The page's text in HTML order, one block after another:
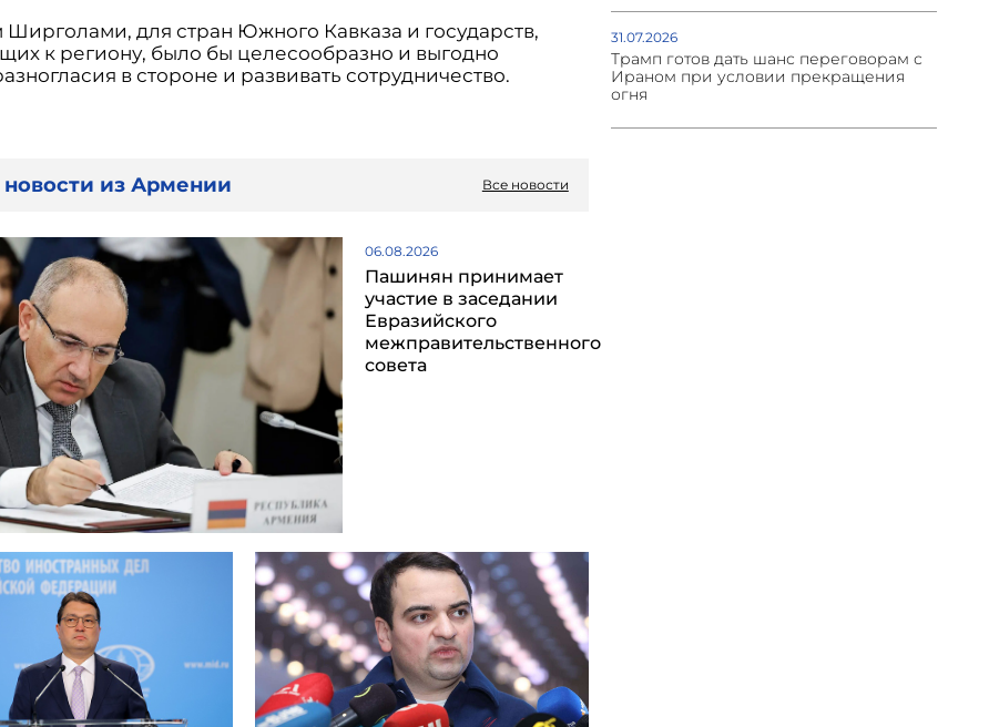
Ширголами, для стран Южного Кавказа и государств,
к региону, было бы целесообразно и выгодно
в стороне и развивать сотрудничество.
из Армении Все новости
06.08.2026
Пашинян принимает
участие в заседании
Евразийского
межправительственного
совета
31.07.2026
Трамп готов дать шанс переговорам с
Ираном при условии прекращения
огня